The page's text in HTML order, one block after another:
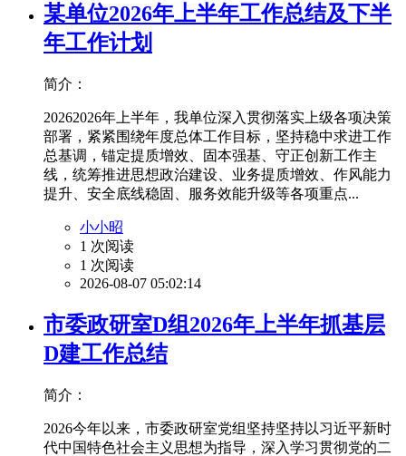
某单位2026年上半年工作总结及下半
年工作计划
简介：
20262026年上半年，我单位深入贯彻落实上级各项决策
部署，紧紧围绕年度总体工作目标，坚持稳中求进工作
总基调，锚定提质增效、固本强基、守正创新工作主
线，统筹推进思想政治建设、业务提质增效、作风能力
提升、安全底线稳固、服务效能升级等各项重点...
小小昭
1 次阅读
1 次阅读
2026-08-07 05:02:14
市委政研室D组2026年上半年抓基层
D建工作总结
简介：
2026今年以来，市委政研室党组坚持坚持以习近平新时
代中国特色社会主义思想为指导，深入学习贯彻党的二